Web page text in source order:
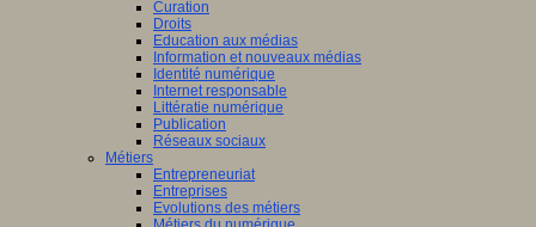
Curation
Droits
Education aux médias
Information et nouveaux médias
Identité numérique
Internet responsable
Littératie numérique
Publication
Réseaux sociaux
Métiers
Entrepreneuriat
Entreprises
Evolutions des métiers